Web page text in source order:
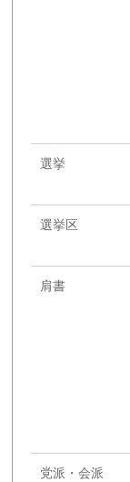
選挙
選挙区
肩書
党派・会派